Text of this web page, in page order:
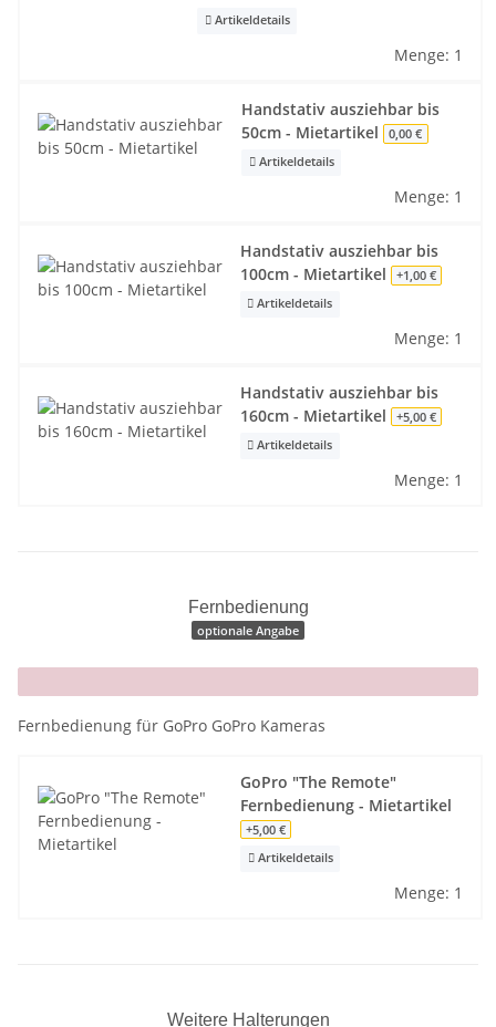
Artikeldetails
Menge: 1
Handstativ ausziehbar bis
50cm - Mietartikel 0,00 €
Artikeldetails
Menge: 1
Handstativ ausziehbar bis
100cm - Mietartikel
+1,00 €
Artikeldetails
Menge: 1
Handstativ ausziehbar bis
160cm - Mietartikel
+5,00 €
Artikeldetails
Menge: 1
Fernbedienung
optionale Angabe
x
Fernbedienung für GoPro GoPro Kameras
GoPro "The Remote"
Fernbedienung - Mietartikel
+5,00 €
Artikeldetails
Menge: 1
Weitere Halterungen